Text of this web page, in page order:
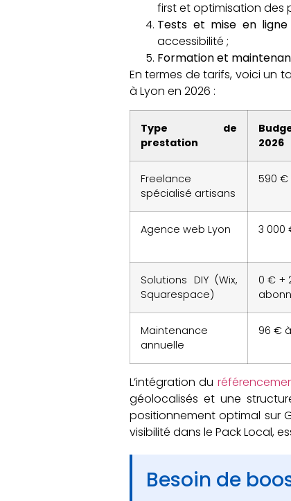
first et optimisation des
Tests et mise en ligne
accessibilité ;
Formation et
En termes de tarifs, voici un
à Lyon en 2026 :
Type de
prestation
2026
Freelance
spécialisé artisans
590 €
Agence web Lyon 3 000
Solutions DIY (Wix,
Squarespace)
0 € +
Maintenance
annuelle
96 €
L’intégration du
géolocalisés et une
positionnement optimal sur
visibilité dans le Pack Local,
Besoin de